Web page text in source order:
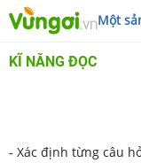
Một
KĨ NĂNG ĐỌC
- Xác định từng câu